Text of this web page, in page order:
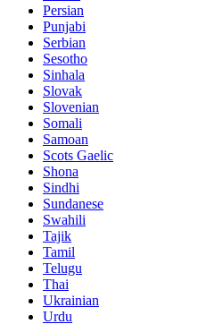
Persian
Punjabi
Serbian
Sesotho
Sinhala
Slovak
Slovenian
Somali
Samoan
Scots Gaelic
Shona
Sindhi
Sundanese
Swahili
Tajik
Tamil
Telugu
Thai
Ukrainian
Urdu